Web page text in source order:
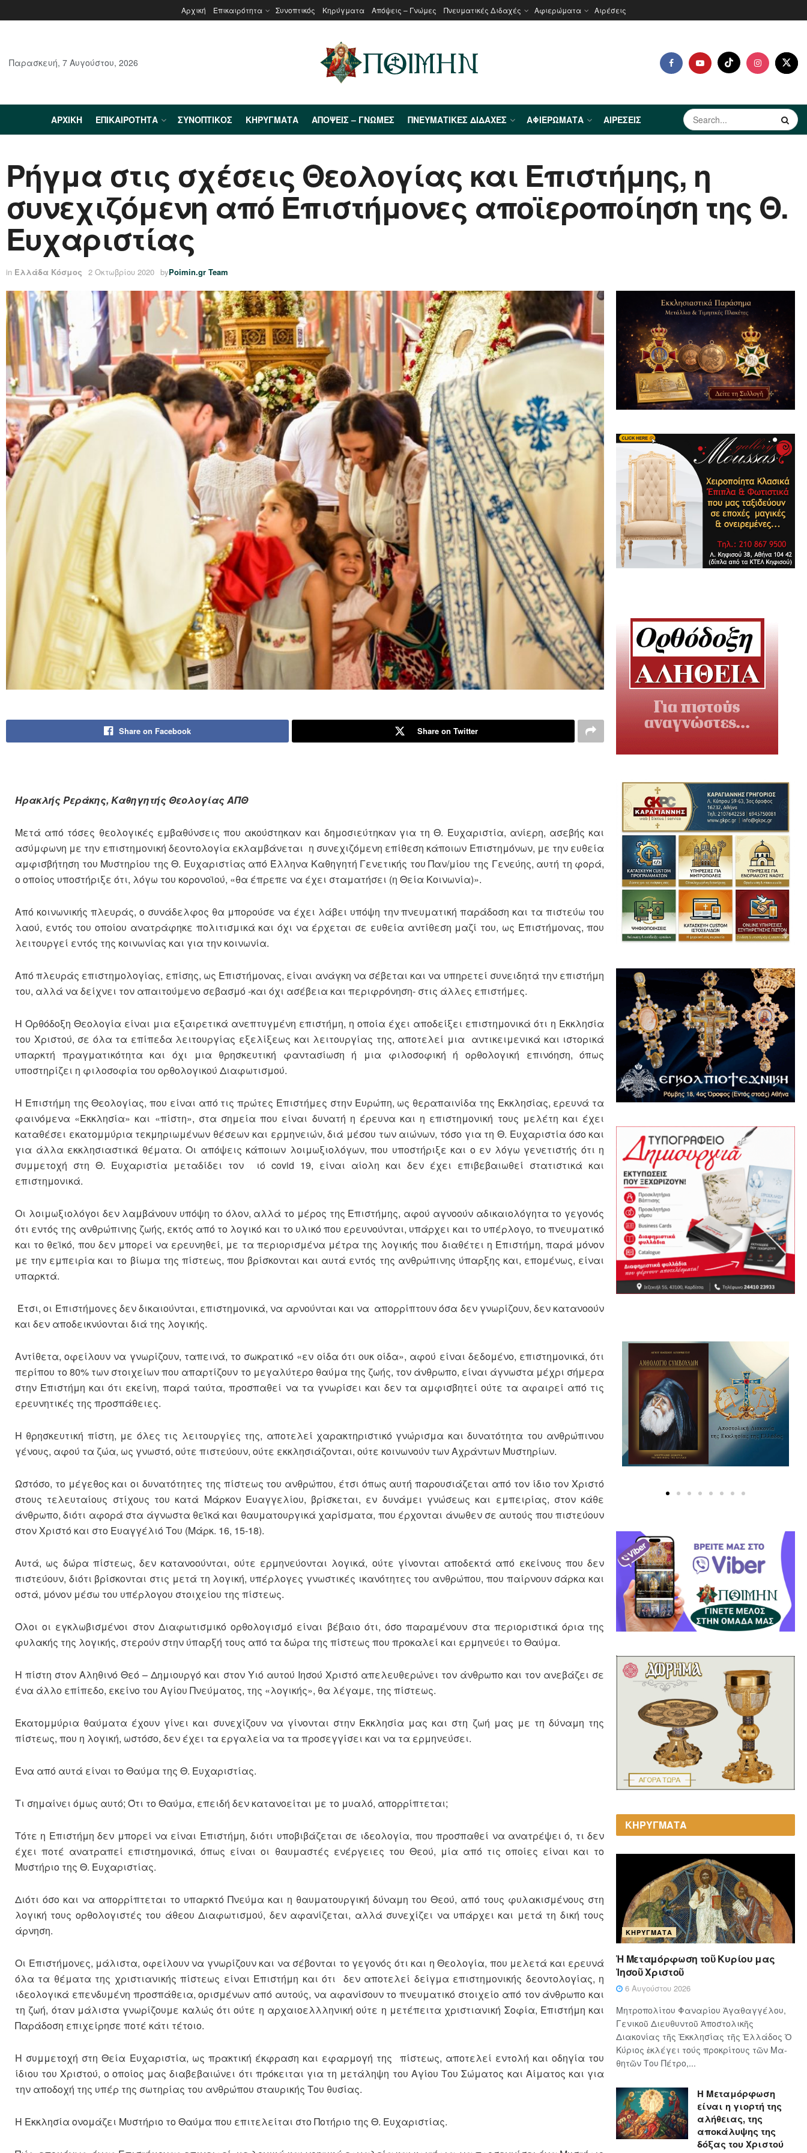
Αρχική Επικαιρότητα Συνοπτικός Κηρύγματα Απόψεις – Γνώμες Πνευματικές Διδαχές Αφιερώματα Αιρέσεις
Παρασκευή, 7 Αυγούστου, 2026
ΑΡΧΙΚΉ ΕΠΙΚΑΙΡΌΤΗΤΑ ΣΥΝΟΠΤΙΚΌΣ ΚΗΡΎΓΜΑΤΑ ΑΠΌΨΕΙΣ – ΓΝΏΜΕΣ ΠΝΕΥΜΑΤΙΚΈΣ ΔΙΔΑΧΈΣ ΑΦΙΕΡΏΜΑΤΑ ΑΙΡΈΣΕΙΣ
Ρήγμα στις σχέσεις Θεολογίας και Επιστήμης, η
συνεχιζόμενη από Επιστήμονες αποϊεροποίηση της Θ.
Ευχαριστίας
in Ελλάδα Κόσμος 2 Οκτωβρίου 2020 byPoimin.gr Team
Share on Facebook Share on Twitter
Ηρακλής Ρεράκης, Καθηγητής Θεολογίας ΑΠΘ
Μετά από τόσες θεολογικές εμβαθύνσεις που ακούστηκαν και δημοσιεύτηκαν για τη Θ. Ευχαριστία, ανίερη, ασεβής και
ασύμφωνη με την επιστημονική δεοντολογία εκλαμβάνεται η συνεχιζόμενη επίθεση κάποιων Επιστημόνων, με την ευθεία
αμφισβήτηση του Μυστηρίου της Θ. Ευχαριστίας από Έλληνα Καθηγητή Γενετικής του Παν/μίου της Γενεύης, αυτή τη φορά,
ο οποίος υποστήριξε ότι, λόγω του κορονοϊού, «θα έπρεπε να έχει σταματήσει (η Θεία Κοινωνία)».
Από κοινωνικής πλευράς, ο συνάδελφος θα μπορούσε να έχει λάβει υπόψη την πνευματική παράδοση και τα πιστεύω του
λαού, εντός του οποίου ανατράφηκε πολιτισμικά και όχι να έρχεται σε ευθεία αντίθεση μαζί του, ως Επιστήμονας, που
λειτουργεί εντός της κοινωνίας και για την κοινωνία.
Από πλευράς επιστημολογίας, επίσης, ως Επιστήμονας, είναι ανάγκη να σέβεται και να υπηρετεί συνειδητά την επιστήμη
του, αλλά να δείχνει τον απαιτούμενο σεβασμό -και όχι ασέβεια και περιφρόνηση- στις άλλες επιστήμες.
Η Ορθόδοξη Θεολογία είναι μια εξαιρετικά ανεπτυγμένη επιστήμη, η οποία έχει αποδείξει επιστημονικά ότι η Εκκλησία
του Χριστού, σε όλα τα επίπεδα λειτουργίας εξελίξεως και λειτουργίας της, αποτελεί μια αντικειμενικά και ιστορικά
υπαρκτή πραγματικότητα και όχι μια θρησκευτική φαντασίωση ή μια φιλοσοφική ή ορθολογική επινόηση, όπως
υποστηρίζει η φιλοσοφία του ορθολογικού Διαφωτισμού.
Η Επιστήμη της Θεολογίας, που είναι από τις πρώτες Επιστήμες στην Ευρώπη, ως θεραπαινίδα της Εκκλησίας, ερευνά τα
φαινόμενα «Εκκλησία» και «πίστη», στα σημεία που είναι δυνατή η έρευνα και η επιστημονική τους μελέτη και έχει
καταθέσει εκατομμύρια τεκμηριωμένων θέσεων και ερμηνειών, διά μέσου των αιώνων, τόσο για τη Θ. Ευχαριστία όσο και
για άλλα εκκλησιαστικά θέματα. Οι απόψεις κάποιων λoιμωξιολόγων, που υποστήριξε και ο εν λόγω γενετιστής ότι η
συμμετοχή στη Θ. Ευχαριστία μεταδίδει τον ιό covid 19, είναι αίολη και δεν έχει επιβεβαιωθεί στατιστικά και
επιστημονικά.
Οι λοιμωξιολόγοι δεν λαμβάνουν υπόψη το όλον, αλλά το μέρος της Επιστήμης, αφού αγνοούν αδικαιολόγητα το γεγονός
ότι εντός της ανθρώπινης ζωής, εκτός από το λογικό και το υλικό που ερευνούνται, υπάρχει και το υπέρλογο, το πνευματικό
και το θεϊκό, που δεν μπορεί να ερευνηθεί, με τα περιορισμένα μέτρα της λογικής που διαθέτει η Επιστήμη, παρά μόνον
με την εμπειρία και το βίωμα της πίστεως, που βρίσκονται και αυτά εντός της ανθρώπινης ύπαρξης και, επομένως, είναι
υπαρκτά.
Έτσι, οι Επιστήμονες δεν δικαιούνται, επιστημονικά, να αρνούνται και να απορρίπτουν όσα δεν γνωρίζουν, δεν κατανοούν
και δεν αποδεικνύονται διά της λογικής.
Αντίθετα, οφείλουν να γνωρίζουν, ταπεινά, το σωκρατικό «εν οίδα ότι ουκ οίδα», αφού είναι δεδομένο, επιστημονικά, ότι
περίπου το 80% των στοιχείων που απαρτίζουν το μεγαλύτερο θαύμα της ζωής, τον άνθρωπο, είναι άγνωστα μέχρι σήμερα
στην Επιστήμη και ότι εκείνη, παρά ταύτα, προσπαθεί να τα γνωρίσει και δεν τα αμφισβητεί ούτε τα αφαιρεί από τις
ερευνητικές της προσπάθειες.
Η θρησκευτική πίστη, με όλες τις λειτουργίες της, αποτελεί χαρακτηριστικό γνώρισμα και δυνατότητα του ανθρώπινου
γένους, αφού τα ζώα, ως γνωστό, ούτε πιστεύουν, ούτε εκκλησιάζονται, ούτε κοινωνούν των Αχράντων Μυστηρίων.
Ωστόσο, το μέγεθος και οι δυνατότητες της πίστεως του ανθρώπου, έτσι όπως αυτή παρουσιάζεται από τον ίδιο τον Χριστό
στους τελευταίους στίχους του κατά Μάρκον Ευαγγελίου, βρίσκεται, εν δυνάμει γνώσεως και εμπειρίας, στον κάθε
άνθρωπο, διότι αφορά στα άγνωστα θεϊκά και θαυματουργικά χαρίσματα, που έρχονται άνωθεν σε αυτούς που πιστεύουν
στον Χριστό και στο Ευαγγέλιό Του (Μάρκ. 16, 15-18).
Αυτά, ως δώρα πίστεως, δεν κατανοούνται, ούτε ερμηνεύονται λογικά, ούτε γίνονται αποδεκτά από εκείνους που δεν
πιστεύουν, διότι βρίσκονται στις μετά τη λογική, υπέρλογες γνωστικές ικανότητες του ανθρώπου, που παίρνουν σάρκα και
οστά, μόνον μέσω του υπέρλογου στοιχείου της πίστεως.
Όλοι οι εγκλωβισμένοι στον Διαφωτισμικό ορθολογισμό είναι βέβαιο ότι, όσο παραμένουν στα περιοριστικά όρια της
φυλακής της λογικής, στερούν στην ύπαρξή τους από τα δώρα της πίστεως που προκαλεί και ερμηνεύει το Θαύμα.
Η πίστη στον Αληθινό Θεό – Δημιουργό και στον Υιό αυτού Ιησού Χριστό απελευθερώνει τον άνθρωπο και τον ανεβάζει σε
ένα άλλο επίπεδο, εκείνο του Αγίου Πνεύματος, της «λογικής», θα λέγαμε, της πίστεως.
Εκατομμύρια θαύματα έχουν γίνει και συνεχίζουν να γίνονται στην Εκκλησία μας και στη ζωή μας με τη δύναμη της
πίστεως, που η λογική, ωστόσο, δεν έχει τα εργαλεία να τα προσεγγίσει και να τα ερμηνεύσει.
Ένα από αυτά είναι το Θαύμα της Θ. Ευχαριστίας.
Τι σημαίνει όμως αυτό; Ότι το Θαύμα, επειδή δεν κατανοείται με το μυαλό, απορρίπτεται;
Τότε η Επιστήμη δεν μπορεί να είναι Επιστήμη, διότι υποβιβάζεται σε ιδεολογία, που προσπαθεί να ανατρέψει ό, τι δεν
έχει ποτέ ανατραπεί επιστημονικά, όπως είναι οι θαυμαστές ενέργειες του Θεού, μία από τις οποίες είναι και το
Μυστήριο της Θ. Ευχαριστίας.
Διότι όσο και να απορρίπτεται το υπαρκτό Πνεύμα και η θαυματουργική δύναμη του Θεού, από τους φυλακισμένους στη
λογική τους ορθολογιστές του άθεου Διαφωτισμού, δεν αφανίζεται, αλλά συνεχίζει να υπάρχει και μετά τη δική τους
άρνηση.
Οι Επιστήμονες, μάλιστα, οφείλουν να γνωρίζουν και να σέβονται το γεγονός ότι και η Θεολογία, που μελετά και ερευνά
όλα τα θέματα της χριστιανικής πίστεως είναι Επιστήμη και ότι δεν αποτελεί δείγμα επιστημονικής δεοντολογίας, η
ιδεολογικά επενδυμένη προσπάθεια, ορισμένων από αυτούς, να αφανίσουν το πνευματικό στοιχείο από τον άνθρωπο και
τη ζωή, όταν μάλιστα γνωρίζουμε καλώς ότι ούτε η αρχαιοελλληνική ούτε η μετέπειτα χριστιανική Σοφία, Επιστήμη και
Παράδοση επιχείρησε ποτέ κάτι τέτοιο.
Η συμμετοχή στη Θεία Ευχαριστία, ως πρακτική έκφραση και εφαρμογή της πίστεως, αποτελεί εντολή και οδηγία του
ίδιου του Χριστού, ο οποίος μας διαβεβαιώνει ότι πρόκειται για τη μετάληψη του Αγίου Του Σώματος και Αίματος και για
την αποδοχή της υπέρ της σωτηρίας του ανθρώπου σταυρικής Του θυσίας.
Η Εκκλησία ονομάζει Μυστήριο το Θαύμα που επιτελείται στο Ποτήριο της Θ. Ευχαριστίας.
ΚΗΡΥΓΜΑΤΑ
ΚΗΡΎΓΜΑΤΑ
Ἡ Μεταμόρφωση τοῦ Κυρίου μας
Ἰησοῦ Χριστοῦ
6 Αυγούστου 2026
Μητροπολίτου Φαναρίου Ἀγαθαγγέλου,
Γενικοῦ Διευθυντοῦ Ἀποστολικῆς
Διακονίας τῆς Ἐκκλησίας τῆς Ἑλλάδος Ὁ
Κύ­ρι­ος ἐκλέγει τούς προ­κρί­τους τῶν Μα­
θη­τῶν Του Πέ­τρο,...
Η Μεταμόρφωση
είναι η γιορτή της
αλήθειας, της
αποκάλυψης της
δόξας του Χριστού